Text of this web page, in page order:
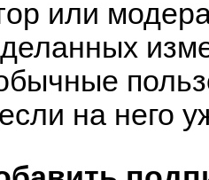
или
на него